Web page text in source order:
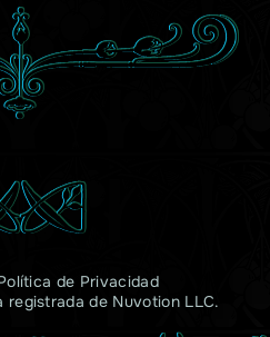
de Privacidad
registrada de Nuvotion LLC.